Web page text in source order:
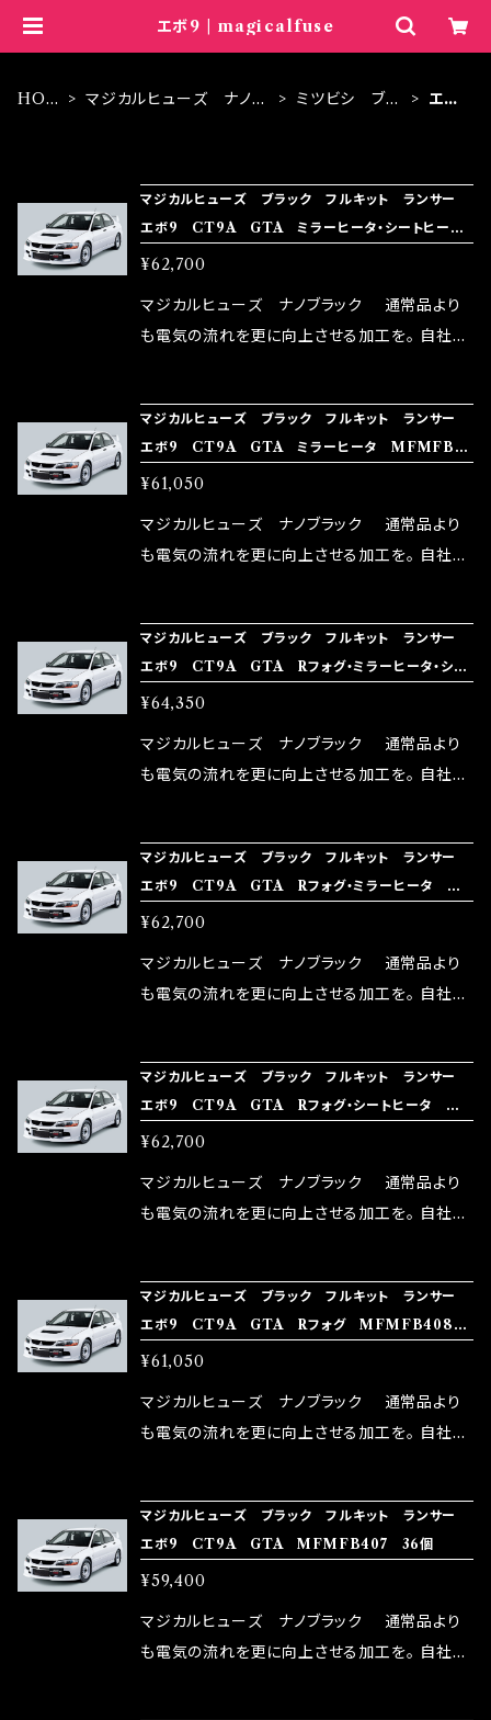
エボ9 | magicalfuse
HOM
マジカルヒューズ ナノブ
ミツビシ ブラ
エボ
マジカルヒューズ ブラック フルキット ランサー
エボ9 CT9A GTA ミラーヒータ・シートヒー
タ MFMFB413 38個
¥62,700
マジカルヒューズ ナノブラック 通常品より
も電気の流れを更に向上させる加工を。 自社比
メ！ レーシングドライバーMAX織戸選手がテス
ターとなり吟味し時間を掛けて検証し、これは
体感出来て面白く、車には必ずプラスになりデメ
リットが無い。と。 コラボ開発製品です。 購入先
はこちらのマジカルヒューズ直販サイトと横浜に
rz）の2店舗の専売品になりますので宜しくお願
い致します。
マジカルヒューズ ブラック フルキット ランサー
エボ9 CT9A GTA ミラーヒータ MFMFB41
2 37個
¥61,050
マジカルヒューズ ナノブラック 通常品より
も電気の流れを更に向上させる加工を。 自社比
メ！ レーシングドライバーMAX織戸選手がテス
ターとなり吟味し時間を掛けて検証し、これは
体感出来て面白く、車には必ずプラスになりデメ
リットが無い。と。 コラボ開発製品です。 購入先
はこちらのマジカルヒューズ直販サイトと横浜に
rz）の2店舗の専売品になりますので宜しくお願
い致します。
マジカルヒューズ ブラック フルキット ランサー
エボ9 CT9A GTA Rフォグ・ミラーヒータ・シー
トヒータ MFMFB411 39個
¥64,350
マジカルヒューズ ナノブラック 通常品より
も電気の流れを更に向上させる加工を。 自社比
メ！ レーシングドライバーMAX織戸選手がテス
ターとなり吟味し時間を掛けて検証し、これは
体感出来て面白く、車には必ずプラスになりデメ
リットが無い。と。 コラボ開発製品です。 購入先
はこちらのマジカルヒューズ直販サイトと横浜に
rz）の2店舗の専売品になりますので宜しくお願
い致します。
マジカルヒューズ ブラック フルキット ランサー
エボ9 CT9A GTA Rフォグ・ミラーヒータ MF
MFB410 38個
¥62,700
マジカルヒューズ ナノブラック 通常品より
も電気の流れを更に向上させる加工を。 自社比
メ！ レーシングドライバーMAX織戸選手がテス
ターとなり吟味し時間を掛けて検証し、これは
体感出来て面白く、車には必ずプラスになりデメ
リットが無い。と。 コラボ開発製品です。 購入先
はこちらのマジカルヒューズ直販サイトと横浜に
rz）の2店舗の専売品になりますので宜しくお願
い致します。
マジカルヒューズ ブラック フルキット ランサー
エボ9 CT9A GTA Rフォグ・シートヒータ MF
MFB409 38個
¥62,700
マジカルヒューズ ナノブラック 通常品より
も電気の流れを更に向上させる加工を。 自社比
メ！ レーシングドライバーMAX織戸選手がテス
ターとなり吟味し時間を掛けて検証し、これは
体感出来て面白く、車には必ずプラスになりデメ
リットが無い。と。 コラボ開発製品です。 購入先
はこちらのマジカルヒューズ直販サイトと横浜に
rz）の2店舗の専売品になりますので宜しくお願
い致します。
マジカルヒューズ ブラック フルキット ランサー
エボ9 CT9A GTA Rフォグ MFMFB408
37個
¥61,050
マジカルヒューズ ナノブラック 通常品より
も電気の流れを更に向上させる加工を。 自社比
メ！ レーシングドライバーMAX織戸選手がテス
ターとなり吟味し時間を掛けて検証し、これは
体感出来て面白く、車には必ずプラスになりデメ
リットが無い。と。 コラボ開発製品です。 購入先
はこちらのマジカルヒューズ直販サイトと横浜に
マジカルヒューズ ブラック フルキット ランサー
エボ9 CT9A GTA MFMFB407 36個
¥59,400
マジカルヒューズ ナノブラック 通常品より
も電気の流れを更に向上させる加工を。 自社比